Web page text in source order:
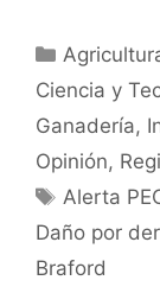
Ciencia y
Ganadería,
Opinión,
Etiquetas
Alerta
Daño por
Braford